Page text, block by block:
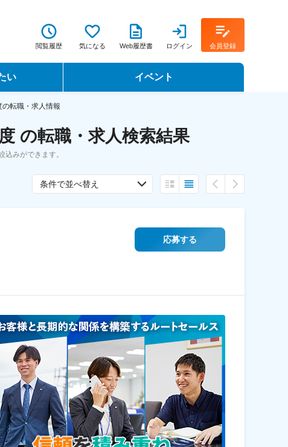
閲覧履歴 気になる Web履歴書 ログイン 会員登録
い イベント
転職フェア
転職・求人情報
の転職・求人検索結果
みができます。
条件で並べ替え
応募する